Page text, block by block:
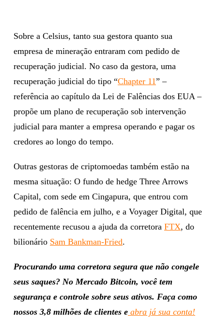
Sobre a Celsius, tanto sua gestora quanto sua
empresa de mineração entraram com pedido de
recuperação judicial. No caso da gestora, uma
recuperação judicial do tipo “Chapter 11” –
referência ao capítulo da Lei de Falências dos EUA –
propõe um plano de recuperação sob intervenção
judicial para manter a empresa operando e pagar os
credores ao longo do tempo.
Outras gestoras de criptomoedas também estão na
mesma situação: O fundo de hedge Three Arrows
Capital, com sede em Cingapura, que entrou com
pedido de falência em julho, e a Voyager Digital, que
recentemente recusou a ajuda da corretora FTX, do
bilionário Sam Bankman-Fried.
Procurando uma corretora segura que não congele
seus saques? No Mercado Bitcoin, você tem
segurança e controle sobre seus ativos. Faça como
nossos 3,8 milhões de clientes e abra já sua conta!